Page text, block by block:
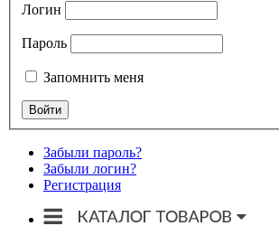
Логин
Пароль
Запомнить меня
Забыли пароль?
Забыли логин?
Регистрация